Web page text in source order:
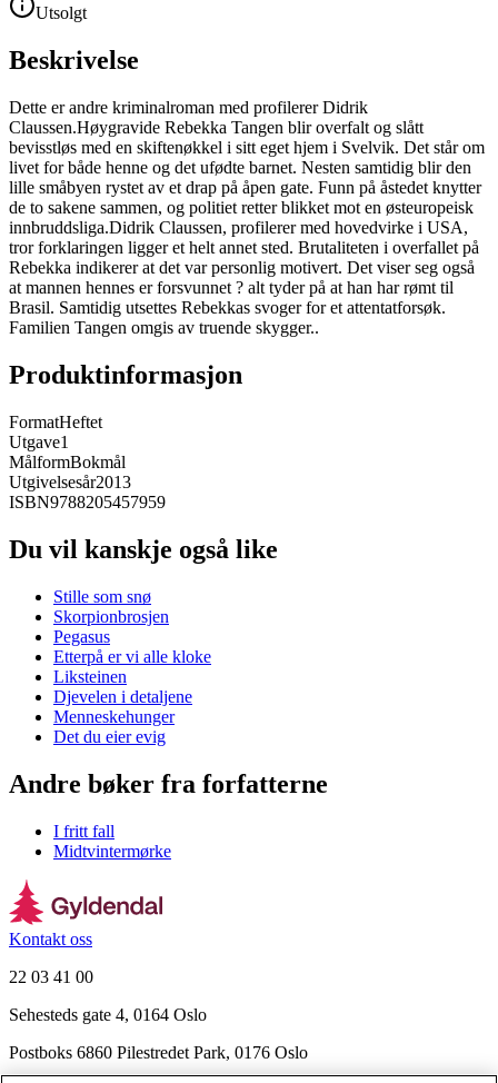
Utsolgt
Beskrivelse
Dette er andre kriminalroman med profilerer Didrik
Claussen.Høygravide Rebekka Tangen blir overfalt og slått
bevisstløs med en skiftenøkkel i sitt eget hjem i Svelvik. Det står om
livet for både henne og det ufødte barnet. Nesten samtidig blir den
lille småbyen rystet av et drap på åpen gate. Funn på åstedet knytter
de to sakene sammen, og politiet retter blikket mot en østeuropeisk
innbruddsliga.Didrik Claussen, profilerer med hovedvirke i USA,
tror forklaringen ligger et helt annet sted. Brutaliteten i overfallet på
Rebekka indikerer at det var personlig motivert. Det viser seg også
at mannen hennes er forsvunnet ? alt tyder på at han har rømt til
Brasil. Samtidig utsettes Rebekkas svoger for et attentatforsøk.
Familien Tangen omgis av truende skygger..
Produktinformasjon
FormatHeftet
Utgave1
MålformBokmål
Utgivelsesår2013
ISBN9788205457959
Du vil kanskje også like
Stille som snø
Skorpionbrosjen
Pegasus
Etterpå er vi alle kloke
Liksteinen
Djevelen i detaljene
Menneskehunger
Det du eier evig
Andre bøker fra forfatterne
I fritt fall
Midtvintermørke
Kontakt oss
22 03 41 00
Sehesteds gate 4, 0164 Oslo
Postboks 6860 Pilestredet Park, 0176 Oslo